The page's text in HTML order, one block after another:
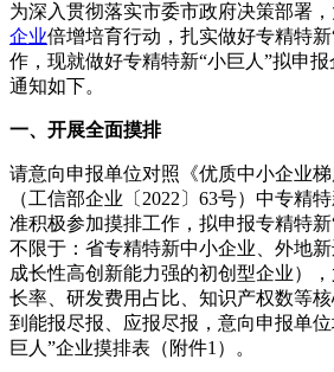
为深入贯彻落实市委市政府决策部署
企业倍增培育行动，扎实做好专精特
作，现就做好专精特新“小巨人”拟申
通知如下。
一、开展全面摸排
请意向申报单位对照《优质中小企业梯
（工信部企业〔2022〕63号）中专精
准积极参加摸排工作，拟申报专精特
不限于：省专精特新中小企业、外地新
成长性高创新能力强的初创型企业）
长率、研发费用占比、知识产权数等
到能报尽报、应报尽报，意向申报单
巨人”企业摸排表（附件1）。